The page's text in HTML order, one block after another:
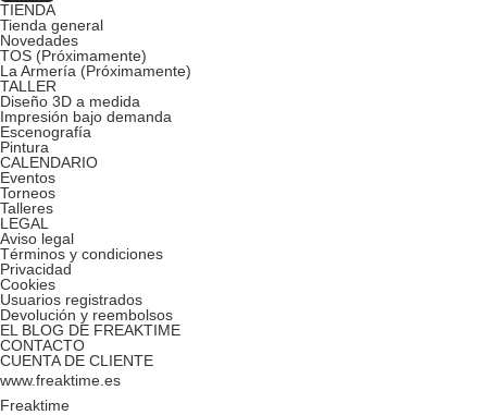
TIENDA
Tienda general
Novedades
TOS (Próximamente)
La Armería (Próximamente)
TALLER
Diseño 3D a medida
Impresión bajo demanda
Escenografía
Pintura
CALENDARIO
Eventos
Torneos
Talleres
LEGAL
Aviso legal
Términos y condiciones
Privacidad
Cookies
Usuarios registrados
Devolución y reembolsos
EL BLOG DE FREAKTIME
CONTACTO
CUENTA DE CLIENTE
www.freaktime.es
Freaktime